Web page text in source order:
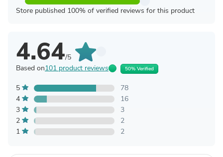
Store published 100% of verified reviews for this product
4.64/5
Based on101 product reviews 50% Verified
5
78
4
16
3
3
2
2
1
2